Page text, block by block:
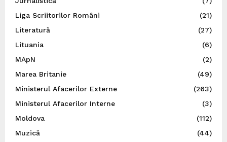
Liga Scriitorilor Români
(21)
Literatură
(27)
Lituania
(6)
MApN
(2)
Marea Britanie
(49)
Ministerul Afacerilor Externe
(263)
Ministerul Afacerilor Interne
(3)
Moldova
(112)
Muzică
(44)